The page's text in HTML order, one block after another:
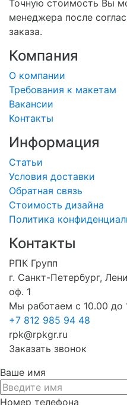
Точную стоимость Вы
менеджера после
заказа.
Компания
О компании
Требования к макетам
Вакансии
Контакты
Информация
Статьи
Условия доставки
Обратная связь
Стоимость дизайна
Политика
Контакты
РПК Групп
г. Санкт-Петербург,
оф. 1
Мы работаем с 10.00 до
+7 812 985 94 48
rpk@rpkgr.ru
Заказать звонок
Ваше имя
Номер телефона